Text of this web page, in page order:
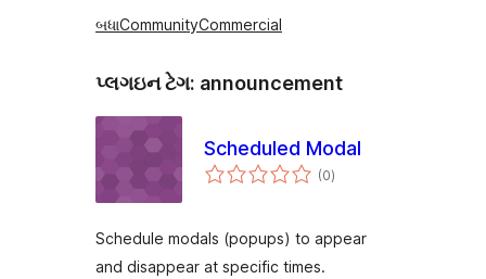
બધાCommunityCommercial
પ્લગઇન ટેગ: announcement
Scheduled Modal
(0કુલ
રેટિંગ્સ
)
Schedule modals (popups) to appear
and disappear at specific times.